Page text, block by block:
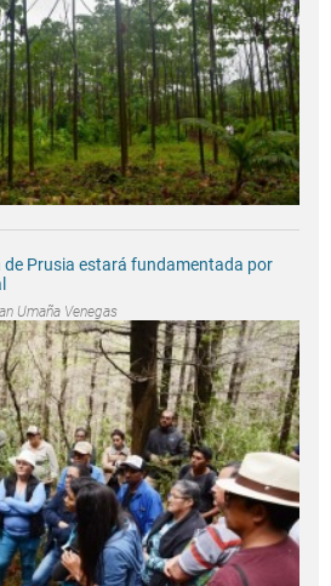
de Prusia estará fundamentada por
Umaña Venegas